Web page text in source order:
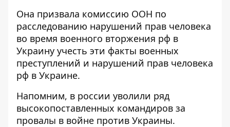
Она призвала комиссию ООН по
расследованию нарушений прав человека
во время военного вторжения рф в
Украину учесть эти факты военных
преступлений и нарушений прав человека
рф в Украине.
Напомним, в россии уволили ряд
высокопоставленных командиров за
провалы в войне против Украины.